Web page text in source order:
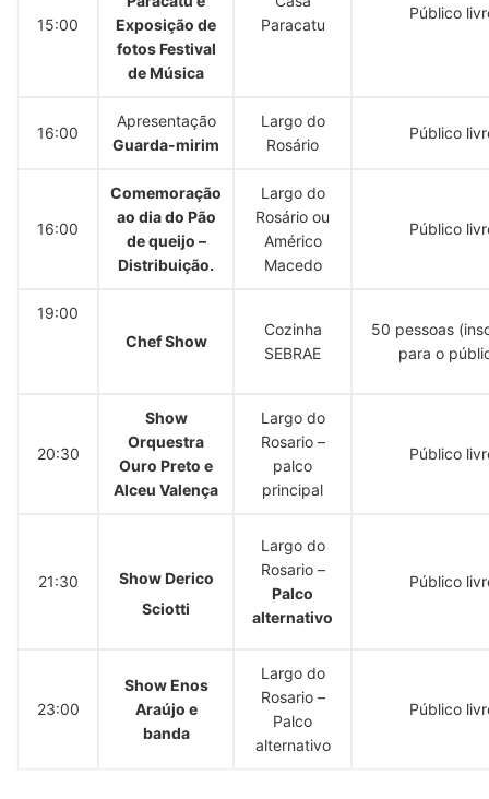
15:00
Exposição de
fotos Festival
de Música
Paracatu
Público
16:00
Apresentação
Guarda-mirim
Largo do
Rosário
Público
16:00
Comemoração
ao dia do Pão
de queijo –
Distribuição.
Largo do
Rosário ou
Américo
Macedo
Público
19:00
Chef Show
Cozinha
SEBRAE
50 pessoas
para o
20:30
Show
Orquestra
Ouro Preto e
Alceu Valença
Largo do
Rosario –
palco
principal
Público
21:30
Show Derico
Sciotti
Largo do
Rosario –
Palco
alternativo
Público
23:00
Show Enos
Araújo e
banda
Largo do
Rosario –
Palco
alternativo
Público